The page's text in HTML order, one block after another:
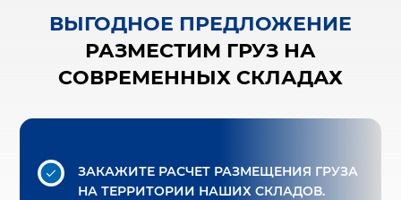
ВЫГОДНОЕ ПРЕДЛОЖЕНИЕ
РАЗМЕСТИМ ГРУЗ НА
СОВРЕМЕННЫХ СКЛАДАХ
ЗАКАЖИТЕ РАСЧЕТ РАЗМЕЩЕНИЯ ГРУЗА
НА ТЕРРИТОРИИ НАШИХ СКЛАДОВ.